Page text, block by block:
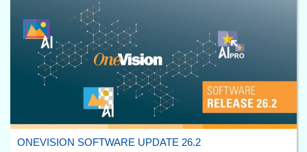
ONEVISION SOFTWARE UPDATE 26.2